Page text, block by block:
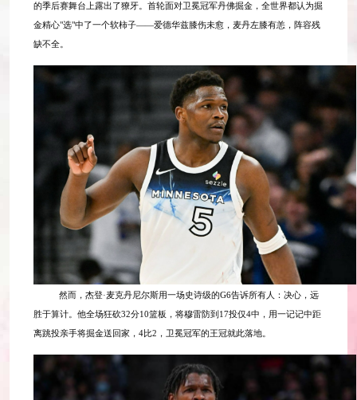
的季后赛舞台上露出了獠牙。首轮面对卫冕冠军丹佛掘金，全世界都认为掘
金精心"选"中了一个软柿子——爱德华兹膝伤未愈，麦丹左膝有恙，阵容残
缺不全。
然而，杰登·麦克丹尼尔斯用一场史诗级的G6告诉所有人：决心，远
胜于算计。他全场狂砍32分10篮板，将穆雷防到17投仅4中，用一记记中距
离跳投亲手将掘金送回家，4比2，卫冕冠军的王冠就此落地。